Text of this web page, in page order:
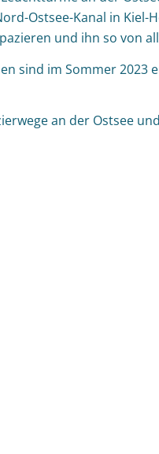
Ostsee-Kanal in Kiel-
und ihn so von
sind im Sommer 2023
an der Ostsee